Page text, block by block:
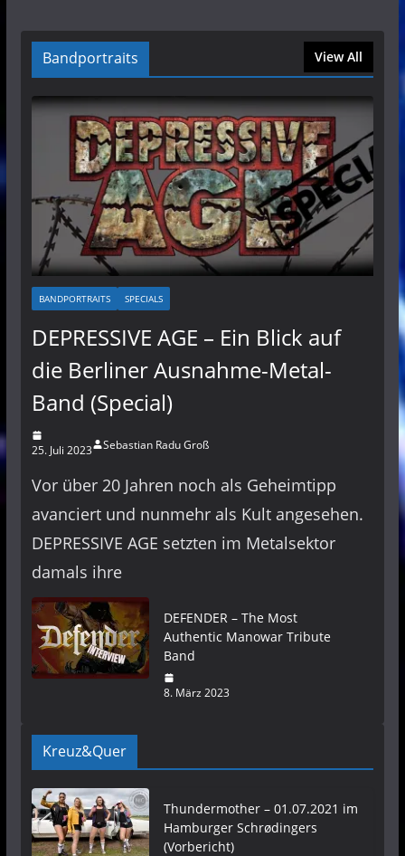
Bandportraits View All
BANDPORTRAITS SPECIALS
DEPRESSIVE AGE – Ein Blick auf
die Berliner Ausnahme-Metal-
Band (Special)
25. Juli 2023 Sebastian Radu Groß
Vor über 20 Jahren noch als Geheimtipp
avanciert und nunmehr als Kult angesehen.
DEPRESSIVE AGE setzten im Metalsektor
damals ihre
DEFENDER – The Most
Authentic Manowar Tribute
Band
8. März 2023
Kreuz&Quer
Thundermother – 01.07.2021 im
Hamburger Schrødingers
(Vorbericht)